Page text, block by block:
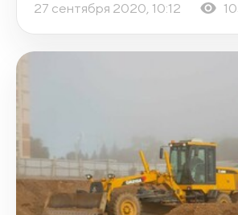
27 сентября 2020, 10:12